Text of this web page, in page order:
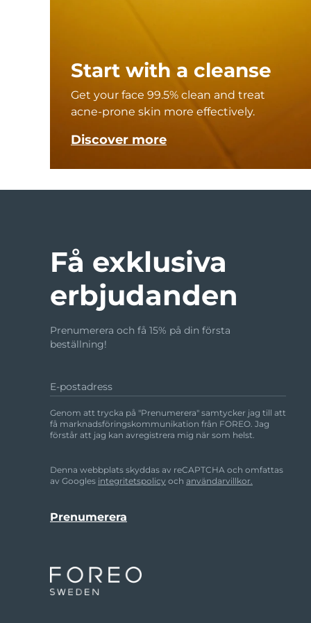
Start with a cleanse
Get your face 99.5% clean and treat
acne-prone skin more effectively.
Discover more
Få exklusiva
erbjudanden
Prenumerera och få 15% på din första
beställning!
E-postadress
Genom att trycka på "Prenumerera" samtycker jag till att
få marknadsföringskommunikation från FOREO. Jag
förstår att jag kan avregistrera mig när som helst.
Denna webbplats skyddas av reCAPTCHA och omfattas
av Googles integritetspolicy och användarvillkor.